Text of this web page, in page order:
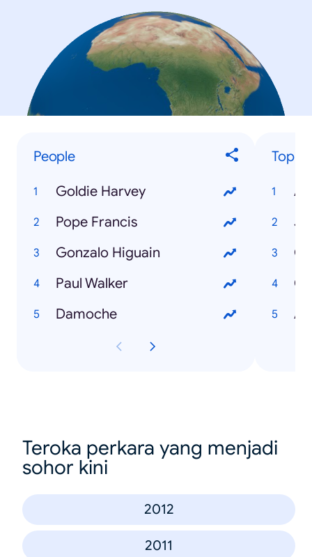
People
Goldie Harvey
Pope Francis
Gonzalo Higuain
Paul Walker
Damoche
Top
Teroka perkara yang menjadi
sohor kini
2012
2011